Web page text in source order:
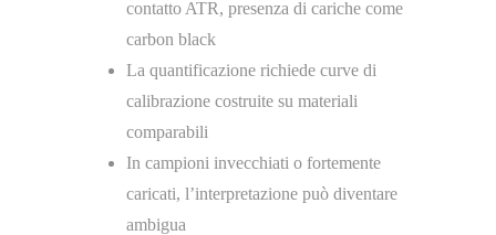
contatto ATR, presenza di cariche come
carbon black
La quantificazione richiede curve di
calibrazione costruite su materiali
comparabili
In campioni invecchiati o fortemente
caricati, l’interpretazione può diventare
ambigua